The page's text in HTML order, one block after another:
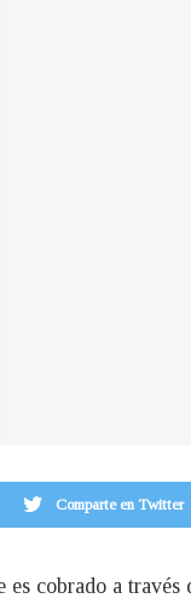
Comparte en Twitter
cobrado a